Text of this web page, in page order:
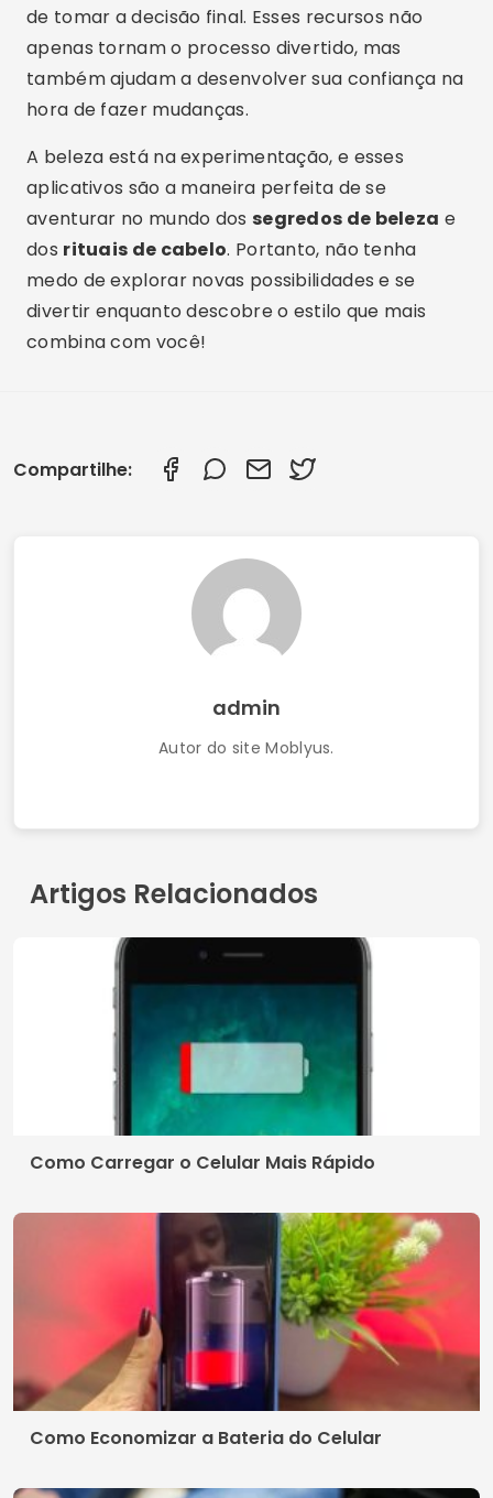
de tomar a decisão final. Esses recursos não
apenas tornam o processo divertido, mas
também ajudam a desenvolver sua confiança na
hora de fazer mudanças.
A beleza está na experimentação, e esses
aplicativos são a maneira perfeita de se
aventurar no mundo dos segredos de beleza e
dos rituais de cabelo. Portanto, não tenha
medo de explorar novas possibilidades e se
divertir enquanto descobre o estilo que mais
combina com você!
Compartilhe:
admin
Autor do site Moblyus.
Artigos Relacionados
Como Carregar o Celular Mais Rápido
Como Economizar a Bateria do Celular